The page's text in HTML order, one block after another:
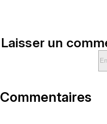
Laisser un
Commentaires